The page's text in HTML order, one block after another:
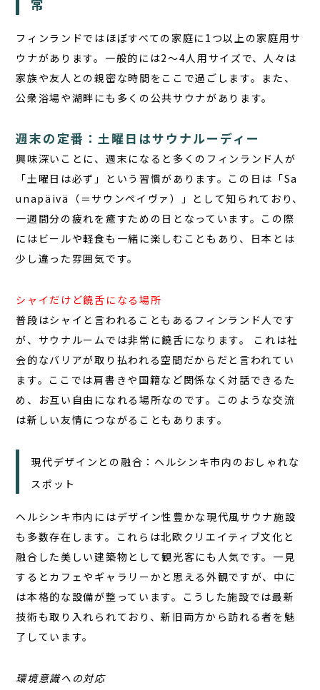
常
フィンランドではほぼすべての家庭に1つ以上の家庭用サ
ウナがあります。一般的には2～4人用サイズで、人々は
家族や友人との親密な時間をここで過ごします。また、
公衆浴場や湖畔にも多くの公共サウナがあります。
週末の定番：土曜日はサウナルーディー
興味深いことに、週末になると多くのフィンランド人が
「土曜日は必ず」という習慣があります。この日は「Sa
unapäivä（＝サウンペイヴァ）」として知られており、
一週間分の疲れを癒すための日となっています。この際
にはビールや軽食も一緒に楽しむこともあり、日本とは
少し違った雰囲気です。
シャイだけど饒舌になる場所
普段はシャイと言われることもあるフィンランド人です
が、 サウナルームでは非常に饒舌になります。
これは社
会的なバリアが取り払われる空間だからだと言われてい
ます。ここでは肩書きや国籍など関係なく対話できるた
め、お互い自由になれる場所なのです。このような交流
は新しい友情につながることもあります。
現代デザインとの融合：ヘルシンキ市内のおしゃれな
スポット
ヘルシンキ市内にはデザイン性豊かな現代風サウナ施設
も多数存在します。これらは北欧クリエイティブ文化と
融合した美しい建築物として観光客にも人気です。一見
するとカフェやギャラリーかと思える外観ですが、中に
は本格的な設備が整っています。こうした施設では最新
技術も取り入れられており、新旧両方から訪れる者を魅
了しています。
環境意識への対応